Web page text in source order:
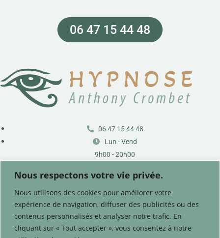
Nous respectons votre vie privée.
Nous utilisons des cookies pour améliorer votre
expérience de navigation, diffuser des publicités ou des
contenus personnalisés et analyser notre trafic. En
cliquant sur « Tout accepter », vous consentez à notre
06 47 15 44 48
06 47 15 44 48
Lun - Vend
9h00 - 20h00
A propos
Contact
Code déontologie